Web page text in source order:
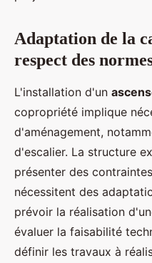
Adaptation de la
respect des
L'installation d'un
copropriété implique
d'aménagement,
d'escalier. La structure
présenter des
nécessitent des
prévoir la réalisation
évaluer la faisabilité
définir les travaux à